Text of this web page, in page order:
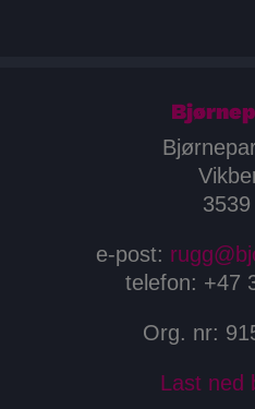
e-post:
telefon: +47
Org. nr:
Last ned